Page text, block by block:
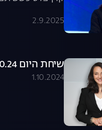
במאבק להשבת
2.9.2025
שיחת היום 01.10.24 - התכנית המלאה
1.10.2024